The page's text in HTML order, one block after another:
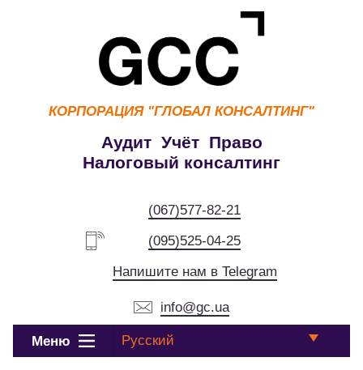
КОРПОРАЦИЯ "ГЛОБАЛ КОНСАЛТИНГ"
Аудит Учёт Право
Налоговый консалтинг
(067)577-82-21
(095)525-04-25
Напишите нам в Telegram
info@gc.ua
Меню Русский